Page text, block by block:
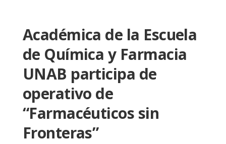
Académica de la Escuela
de Química y Farmacia
UNAB participa de
operativo de
“Farmacéuticos sin
Fronteras”